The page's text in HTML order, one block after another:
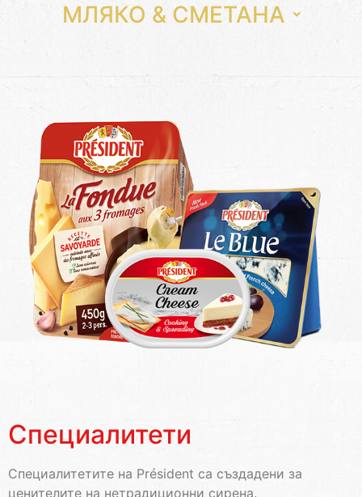
МЛЯКО & СМЕТАНА
Специалитети
Специалитетите на Président са създадени за
ценителите на нетрадиционни сирена.